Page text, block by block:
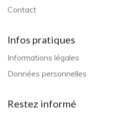
Contact
Infos pratiques
Informations légales
Données personnelles
Restez informé